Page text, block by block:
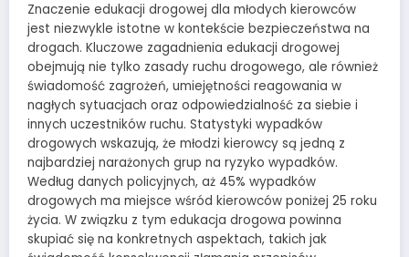
Znaczenie edukacji drogowej dla młodych kierowców
jest niezwykle istotne w kontekście bezpieczeństwa na
drogach. Kluczowe zagadnienia edukacji drogowej
obejmują nie tylko zasady ruchu drogowego, ale również
świadomość zagrożeń, umiejętności reagowania w
nagłych sytuacjach oraz odpowiedzialność za siebie i
innych uczestników ruchu. Statystyki wypadków
drogowych wskazują, że młodzi kierowcy są jedną z
najbardziej narażonych grup na ryzyko wypadków.
Według danych policyjnych, aż 45% wypadków
drogowych ma miejsce wśród kierowców poniżej 25 roku
życia. W związku z tym edukacja drogowa powinna
skupiać się na konkretnych aspektach, takich jak